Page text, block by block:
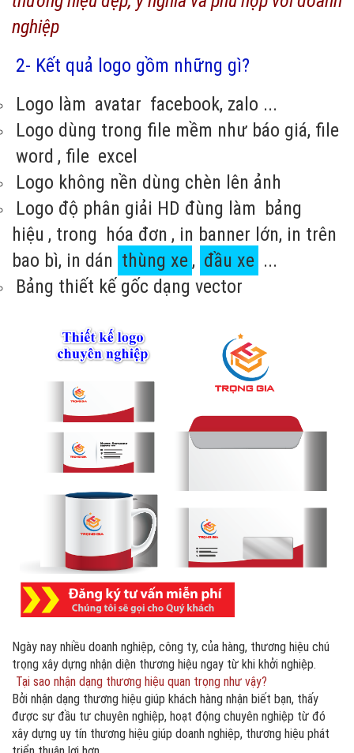
nghiệp
2- Kết quả logo gồm những gì?
Logo làm avatar facebook, zalo ...
Logo dùng trong file mềm như báo giá, file
word , file excel
Logo không nền dùng chèn lên ảnh
Logo độ phân giải HD đùng làm bảng
hiệu , trong hóa đơn , in banner lớn, in trên
bao bì, in dán thùng xe , đầu xe ...
Bảng thiết kế gốc dạng vector
Ngày nay nhiều doanh nghiệp, công ty, của hàng, thương hiệu chú
trọng xây dựng nhận diện thương hiệu ngay từ khi khởi nghiệp.
Tại sao nhận dạng thương hiệu quan trọng như vậy?
Bởi nhận dạng thương hiệu giúp khách hàng nhận biết bạn, thấy
được sự đầu tư chuyên nghiệp, hoạt động chuyên nghiệp từ đó
xây dựng uy tín thương hiệu giúp doanh nghiệp, thương hiệu phát